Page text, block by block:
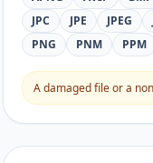
JPC
JPE JPEG
PNG
PNM PPM
A damaged file or a